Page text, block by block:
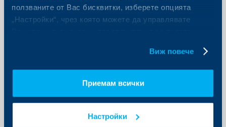
ползваните от Вас бисквитки, изберете опцията
„Настройки“, чрез която можете да управлявате
Виж повече
Приемам всички
Настройки